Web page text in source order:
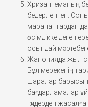
Хризантеманың
бедерленген.
марапаттардан да
өсімдікке деген
осындай
Жапонияда жыл
Бұл мерекенің
шаралар
бағдарламалар
гүлдерден